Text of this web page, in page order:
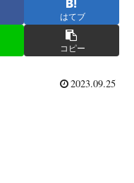
はてブ
コピー
2023.09.25